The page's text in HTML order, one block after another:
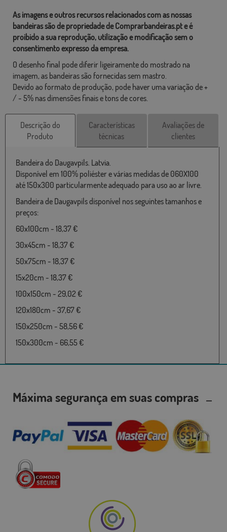
As imagens e outros recursos relacionados com as nossas
bandeiras são de propriedade de Comprarbandeiras.pt e é
proibido a sua reprodução, utilização e modificação sem o
consentimento expresso da empresa.
O desenho final pode diferir ligeiramente do mostrado na
imagem, as bandeiras são fornecidas sem mastro.
Devido ao formato de produção, pode haver uma variação de +
/ - 5% nas dimensões finais e tons de cores.
Descrição do
Produto
Características
técnicas
Avaliações de
clientes
Bandeira do Daugavpils. Latvia.
Disponível em 100% poliéster e várias medidas de 060X100
até 150x300 particularmente adequado para uso ao ar livre.
Bandeira de Daugavpils disponível nos seguintes tamanhos e
preços:
60x100cm - 18,37 €
30x45cm - 18,37 €
50x75cm - 18,37 €
15x20cm - 18,37 €
100x150cm - 29,02 €
120x180cm - 37,67 €
150x250cm - 58,56 €
150x300cm - 66,55 €
Máxima segurança em suas compras